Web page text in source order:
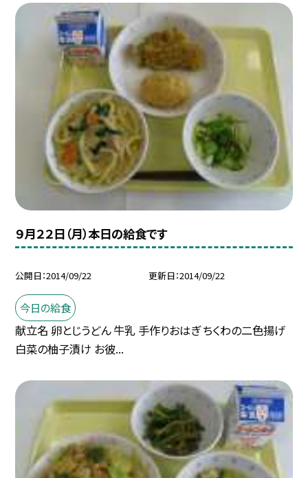
９月２２日（月）本日の給食です
公開日 2014/09/22 更新日 2014/09/22
今日の給食
献立名 卵とじうどん 牛乳 手作りおはぎ ちくわの二色揚げ
白菜の柚子漬け お彼...